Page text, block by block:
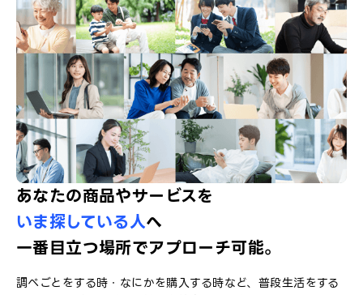
あなたの商品やサービスを
いま探している人へ
一番目立つ場所でアプローチ可能。
調べごとをする時・なにかを購入する時など、普段生活をする